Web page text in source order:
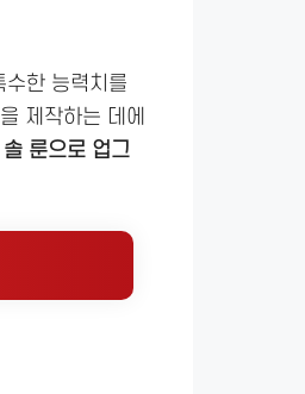
한 능력치를
제작하는 데에
룬으로 업그